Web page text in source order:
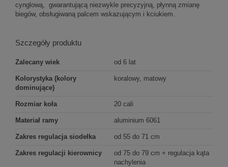
cynglową, gwarantującą niezwykle precyzyjną, płynną zmianę
biegów, obsługiwaną palcem wskazującym i kciukiem.
Szczegóły produktu
Zalecany wiek od 6 lat
Kolorystyka (kolory
dominujące)
koralowy, matowy
Rozmiar koła 20 cali
Materiał ramy aluminium 6061
Zakres regulacja siodełka od 55 do 71 cm
Zakres regulacji kierownicy
od 75 do 79 cm + regulacja kąta
nachylenia